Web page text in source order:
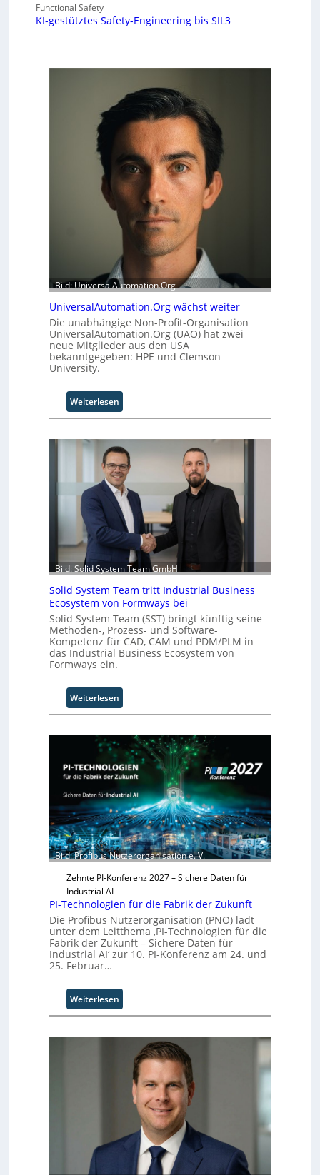
Functional Safety
KI-gestütztes Safety-Engineering bis SIL3
Bild: UniversalAutomation.Org
UniversalAutomation.Org wächst weiter
Die unabhängige Non-Profit-Organisation
UniversalAutomation.Org (UAO) hat zwei
neue Mitglieder aus den USA
bekanntgegeben: HPE und Clemson
University.
Weiterlesen
U
i
v
e
r
s
a
l
A
o
m
a
t
i
o
n
O
g
h
s
t
w
e
i
t
e
r
Bild: Solid System Team GmbH
Solid System Team tritt Industrial Business
Ecosystem von Formways bei
Solid System Team (SST) bringt künftig seine
Methoden-, Prozess- und Software-
Kompetenz für CAD, CAM und PDM/PLM in
das Industrial Business Ecosystem von
Formways ein.
Weiterlesen
S
l
d
S
y
s
t
e
m
T
e
m
r
i
t
d
s
n
Bild: Profibus Nutzerorganisation e. V.
Zehnte PI-Konferenz 2027 – Sichere Daten für
Industrial AI
PI-Technologien für die Fabrik der Zukunft
Die Profibus Nutzerorganisation (PNO) lädt
unter dem Leitthema ‚PI-Technologien für die
Fabrik der Zukunft – Sichere Daten für
Industrial AI‘ zur 10. PI-Konferenz am 24. und
25. Februar…
Weiterlesen
P
-